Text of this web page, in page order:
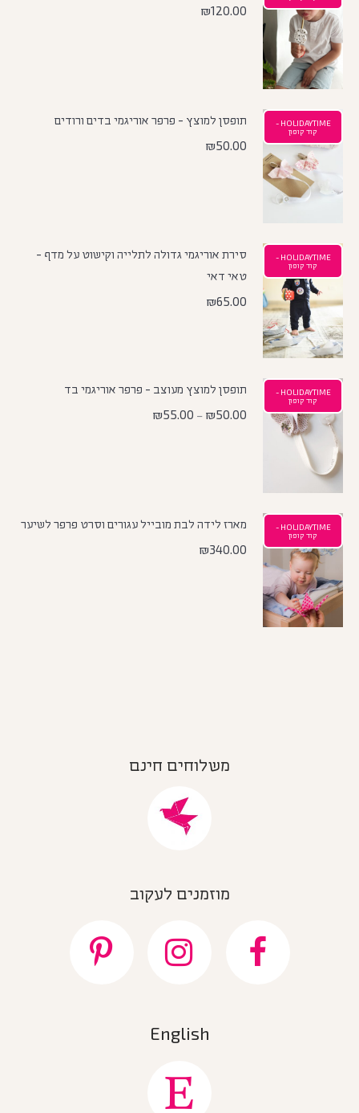
₪120.00
HOLIDAYTIME -
קוד קופון
תופסן למוצץ - פרפר אוריגמי בדים ורודים
₪50.00
HOLIDAYTIME -
קוד קופון
סירת אוריגמי גדולה לתלייה וקישוט על מדף -
טאי דאי
₪65.00
HOLIDAYTIME -
קוד קופון
תופסן למוצץ מעוצב - פרפר אוריגמי בד
₪50.00
–
₪55.00
HOLIDAYTIME -
קוד קופון
מארז לידה לבת מובייל עגורים וסרט פרפר לשיער
₪340.00
משלוחים חינם
מוזמנים לעקוב
English